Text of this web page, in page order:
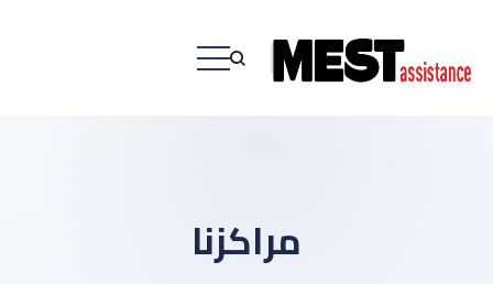
مراكزنا